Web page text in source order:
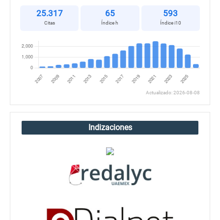
25.317
Citas
65
Índice h
593
Índice i10
Actualizado: 2026-08-08
Indizaciones